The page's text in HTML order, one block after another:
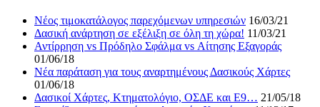
Νέος τιμοκατάλογος παρεχόμενων υπηρεσιών 16/03/21
Δασική ανάρτηση σε εξέλιξη σε όλη τη χώρα! 11/03/21
Αντίρρηση vs Πρόδηλο Σφάλμα vs Αίτησης Εξαγοράς
01/06/18
Νέα παράταση για τους αναρτημένους Δασικούς Χάρτες
01/06/18
Δασικοί Χάρτες, Κτηματολόγιο, ΟΣΔΕ και Ε9… 21/05/18